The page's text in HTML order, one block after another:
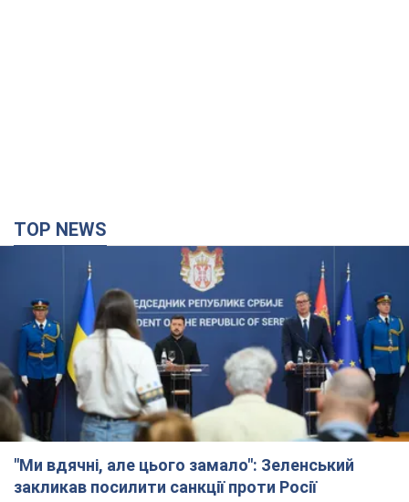
TOP NEWS
"Ми вдячні, але цього замало": Зеленський
закликав посилити санкції проти Росії